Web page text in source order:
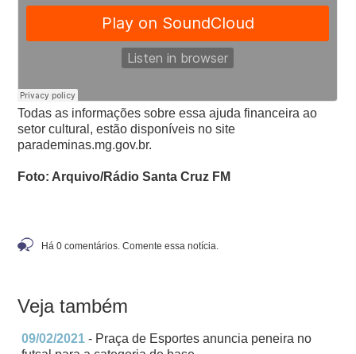
Todas as informações sobre essa ajuda financeira ao
setor cultural, estão disponíveis no site
parademinas.mg.gov.br.
Foto: Arquivo/Rádio Santa Cruz FM
Há 0 comentários. Comente essa notícia.
Veja também
09/02/2021 - Praça de Esportes anuncia peneira no